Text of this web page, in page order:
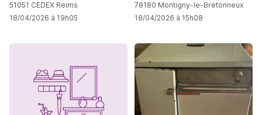
51051 CEDEX Reims
18/04/2026 à 19h05
78180 Montigny-le-Bretonneux
18/04/2026 à 15h08